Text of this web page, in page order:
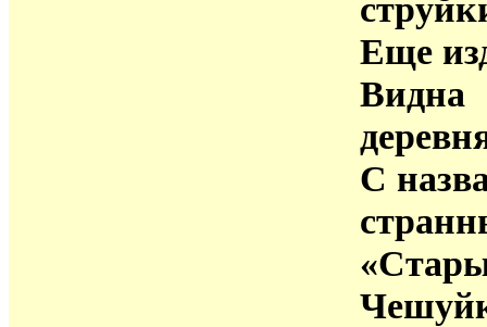
Еще
Видна
С